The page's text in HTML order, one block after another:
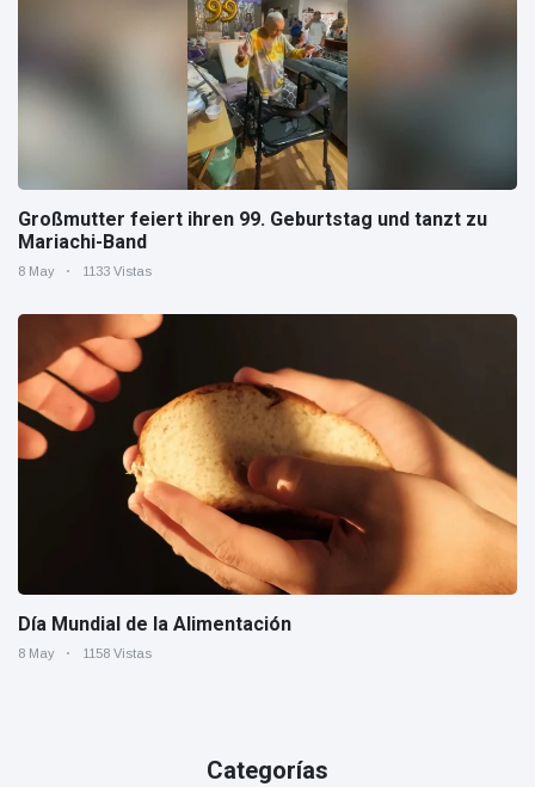
Großmutter feiert ihren 99. Geburtstag und tanzt zu
Mariachi-Band
8 May 1133 Vistas
Día Mundial de la Alimentación
8 May 1158 Vistas
Categorías